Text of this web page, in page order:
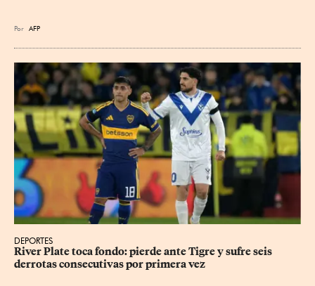
Por AFP
DEPORTES
River Plate toca fondo: pierde ante Tigre y sufre seis
derrotas consecutivas por primera vez